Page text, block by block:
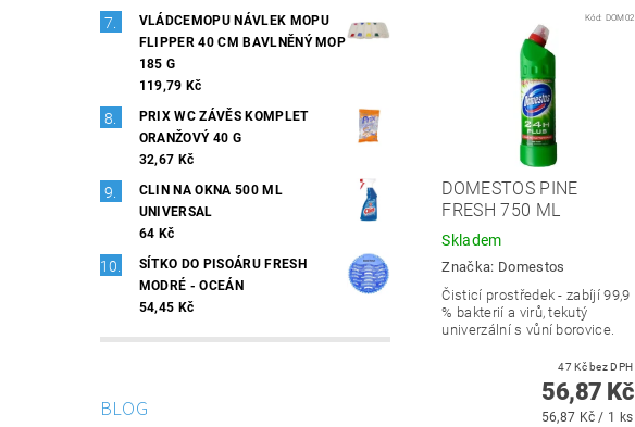
VLÁDCEMOPU NÁVLEK MOPU
FLIPPER 40 CM BAVLNĚNÝ MOP
185 G
119,79 Kč
PRIX WC ZÁVĚS KOMPLET
ORANŽOVÝ 40 G
32,67 Kč
CLIN NA OKNA 500 ML
UNIVERSAL
64 Kč
SÍTKO DO PISOÁRU FRESH
MODRÉ - OCEÁN
54,45 Kč
BLOG
Kód: DOM02
DOMESTOS PINE
FRESH 750 ML
Skladem
Značka: Domestos
Čisticí prostředek - zabíjí 99,9
% bakterií a virů, tekutý
univerzální s vůní borovice.
47 Kč bez DPH
56,87 Kč
56,87 Kč / 1 ks